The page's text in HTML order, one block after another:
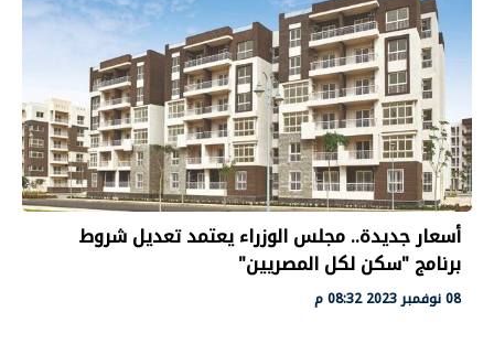
أسعار جديدة.. مجلس الوزراء يعتمد تعديل شروط
برنامج "سكن لكل المصريين"
08 نوفمبر 2023 08:32 م